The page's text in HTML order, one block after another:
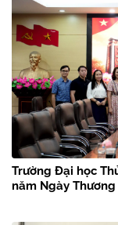
Trường Đại học
năm Ngày